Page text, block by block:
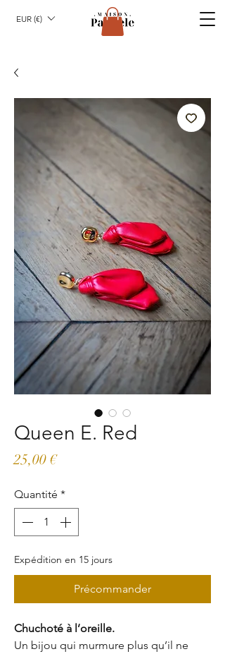
EUR (€)
Queen E. Red
25,00 €Prix
Quantité *
Expédition en 15 jours
Précommander
Chuchoté à l’oreille.
Un bijou qui murmure plus qu’il ne